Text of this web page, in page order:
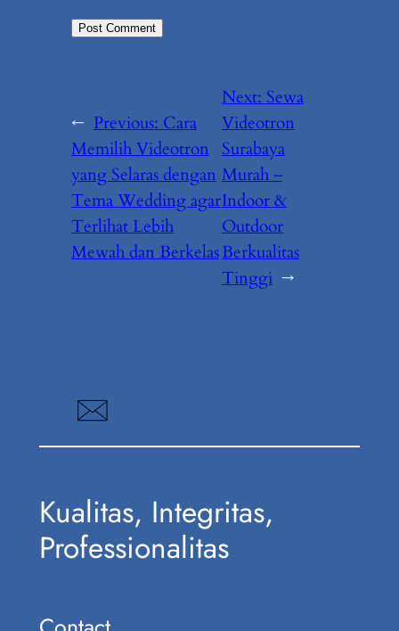
← Previous:Cara
Memilih Videotron
yang Selaras dengan
Tema Wedding agar
Terlihat Lebih
Mewah dan Berkelas
Next:Sewa
Videotron
Surabaya
Murah –
Indoor &
Outdoor
Berkualitas
Tinggi →
Kualitas, Integritas,
Professionalitas